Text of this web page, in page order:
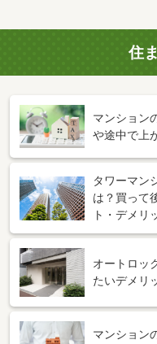
住
マンション
や途中で上
タワーマン
は？買って
ト・デメリ
オートロッ
たいデメリ
マンション